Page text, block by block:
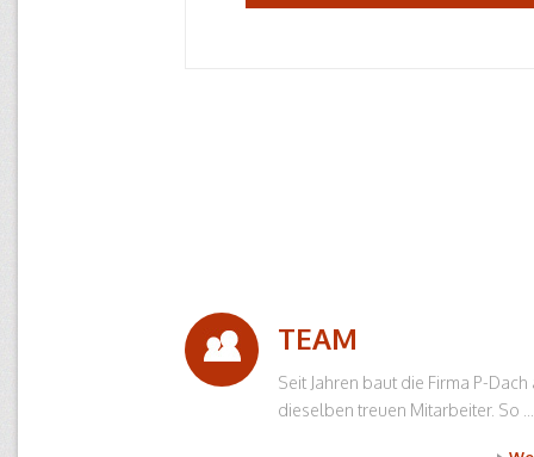
TEAM
Seit Jahren baut die Firma P-Dach
dieselben treuen Mitarbeiter. So ...